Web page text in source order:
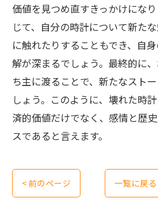
価値を見つめ直すきっかけにな
じて、自分の時計について新た
に触れたりすることもでき、自
解が深まるでしょう。最終的に
ち主に渡ることで、新たなスト
しょう。このように、壊れた時
済的価値だけでなく、感情と歴
スであると言えます。
< 前のページ 一覧に戻る